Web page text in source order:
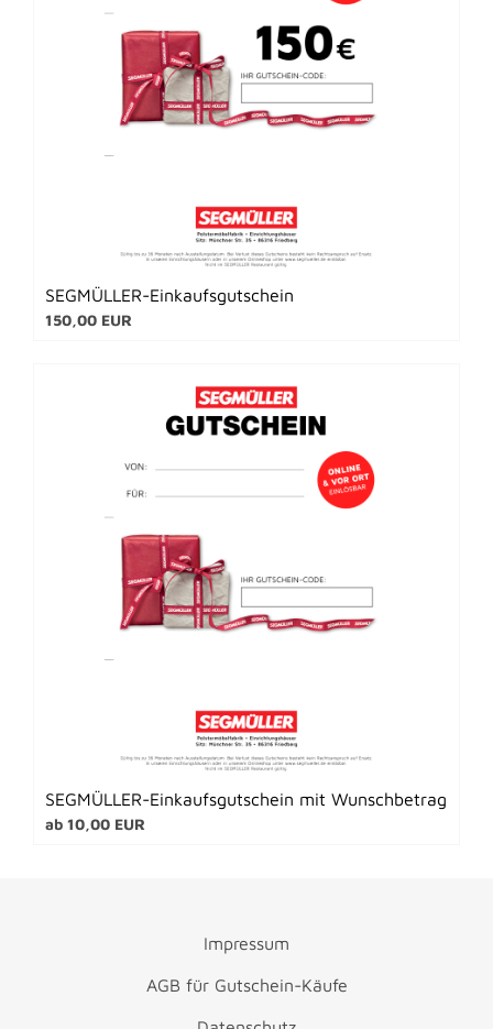
SEGMÜLLER-Einkaufsgutschein
150,00 EUR
SEGMÜLLER-Einkaufsgutschein mit Wunschbetrag
ab 10,00 EUR
Impressum
AGB für Gutschein-Käufe